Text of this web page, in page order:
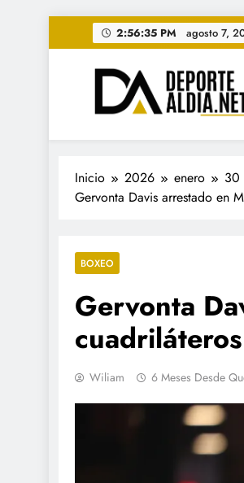
al
contenido
2:56:37 PM agosto 7,
•
www.deportealdia.net
Inicio 2026 enero
30
Gervonta Davis arrestado en
BOXEO
Gervonta
Wiliam 6 Meses Desde